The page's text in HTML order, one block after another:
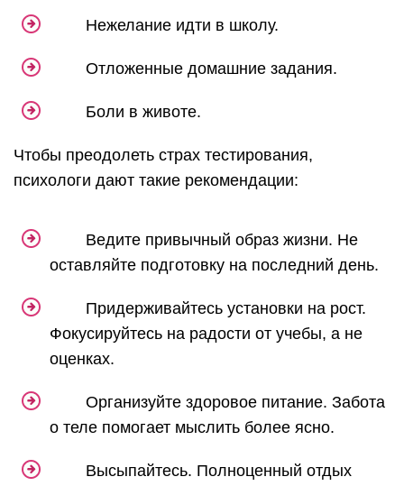
Нежелание идти в школу.
Отложенные домашние задания.
Боли в животе.
Чтобы преодолеть страх тестирования,
психологи дают такие рекомендации:
Ведите привычный образ жизни. Не
оставляйте подготовку на последний день.
Придерживайтесь установки на рост.
Фокусируйтесь на радости от учебы, а не
оценках.
Организуйте здоровое питание. Забота
о теле помогает мыслить более ясно.
Высыпайтесь. Полноценный отдых